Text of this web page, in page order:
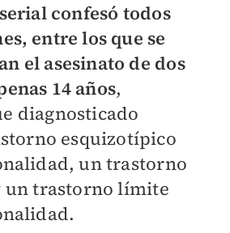
confesó todos
entre los que se
el asesinato de dos
14 años,
diagnosticado
esquizotípico
un trastorno
un trastorno límite